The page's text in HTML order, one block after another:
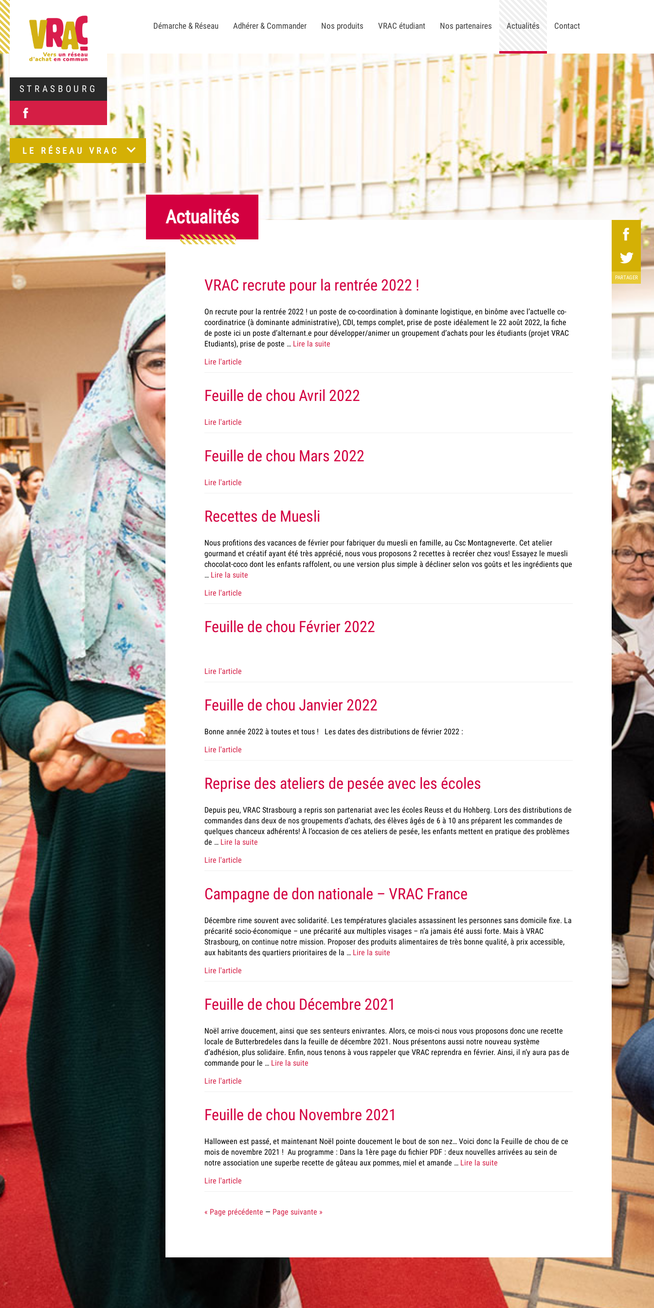
STRASBOURG
Démarche & Réseau Adhérer & Commander Nos produits VRAC étudiant Nos partenaires Actualités Contact
LE RÉSEAU VRAC
Actualités
VRAC recrute pour la rentrée 2022 !
On recrute pour la rentrée 2022 ! un poste de co-coordination à dominante logistique, en binôme avec l’actuelle co-
coordinatrice (à dominante administrative), CDI, temps complet, prise de poste idéalement le 22 août 2022, la fiche
de poste ici un poste d’alternant.e pour développer/animer un groupement d’achats pour les étudiants (projet VRAC
Etudiants), prise de poste … Lire la suite
Lire l'article
Feuille de chou Avril 2022
Lire l'article
Feuille de chou Mars 2022
Lire l'article
Recettes de Muesli
Nous profitions des vacances de février pour fabriquer du muesli en famille, au Csc Montagneverte. Cet atelier
gourmand et créatif ayant été très apprécié, nous vous proposons 2 recettes à recréer chez vous! Essayez le muesli
chocolat-coco dont les enfants raffolent, ou une version plus simple à décliner selon vos goûts et les ingrédients que
… Lire la suite
Lire l'article
Feuille de chou Février 2022
Lire l'article
Feuille de chou Janvier 2022
Bonne année 2022 à toutes et tous ! Les dates des distributions de février 2022 :
Lire l'article
Reprise des ateliers de pesée avec les écoles
Depuis peu, VRAC Strasbourg a repris son partenariat avec les écoles Reuss et du Hohberg. Lors des distributions de
commandes dans deux de nos groupements d’achats, des élèves âgés de 6 à 10 ans préparent les commandes de
quelques chanceux adhérents! À l’occasion de ces ateliers de pesée, les enfants mettent en pratique des problèmes
de … Lire la suite
Lire l'article
Campagne de don nationale – VRAC France
Décembre rime souvent avec solidarité. Les températures glaciales assassinent les personnes sans domicile fixe. La
précarité socio-économique – une précarité aux multiples visages – n’a jamais été aussi forte. Mais à VRAC
Strasbourg, on continue notre mission. Proposer des produits alimentaires de très bonne qualité, à prix accessible,
aux habitants des quartiers prioritaires de la … Lire la suite
Lire l'article
Feuille de chou Décembre 2021
Noël arrive doucement, ainsi que ses senteurs enivrantes. Alors, ce mois-ci nous vous proposons donc une recette
locale de Butterbredeles dans la feuille de décembre 2021. Nous présentons aussi notre nouveau système
d’adhésion, plus solidaire. Enfin, nous tenons à vous rappeler que VRAC reprendra en février. Ainsi, il n’y aura pas de
commande pour le … Lire la suite
Lire l'article
Feuille de chou Novembre 2021
Halloween est passé, et maintenant Noël pointe doucement le bout de son nez… Voici donc la Feuille de chou de ce
mois de novembre 2021 ! Au programme : Dans la 1ère page du fichier PDF : deux nouvelles arrivées au sein de
notre association une superbe recette de gâteau aux pommes, miel et amande … Lire la suite
Lire l'article
« Page précédente — Page suivante »
PARTAGER